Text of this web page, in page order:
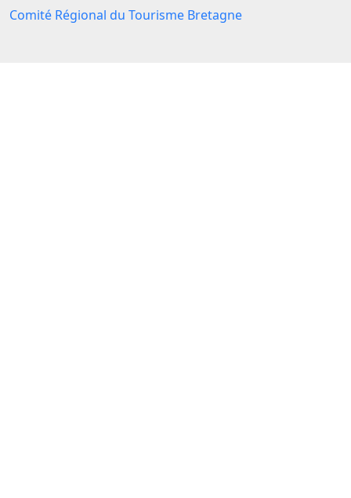
Comité Régional du Tourisme Bretagne